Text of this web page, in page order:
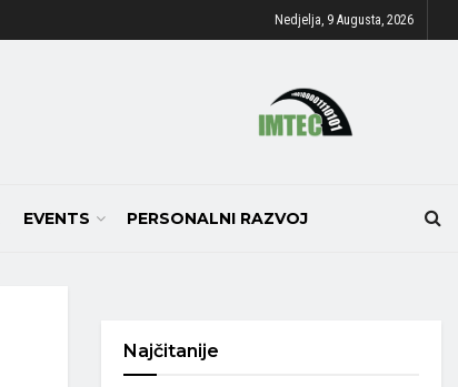
Nedjelja, 9 Augusta, 2026
EVENTS PERSONALNI RAZVOJ
Najčitanije